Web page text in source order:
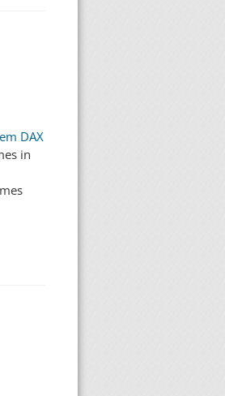
DAX
in